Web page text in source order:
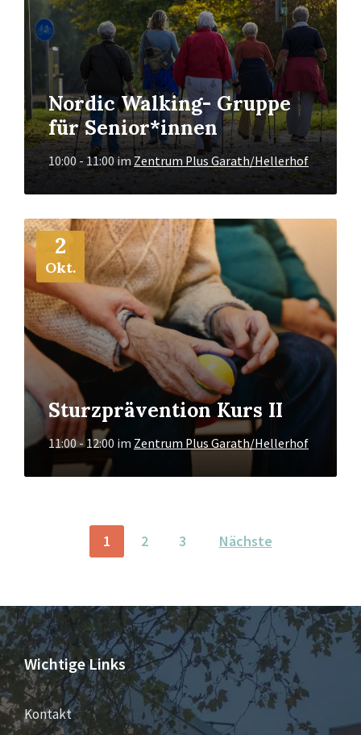
Nordic Walking- Gruppe
für Senior*innen
10:00 - 11:00imZentrum Plus Garath/Hellerhof
2
Okt.
Sturzprävention Kurs II
11:00 - 12:00 im Zentrum Plus Garath/Hellerhof
Mehr
Info
BEITRAGSNAVIGATION
1 2 3 Nächste
Wichtige Links
Kontakt